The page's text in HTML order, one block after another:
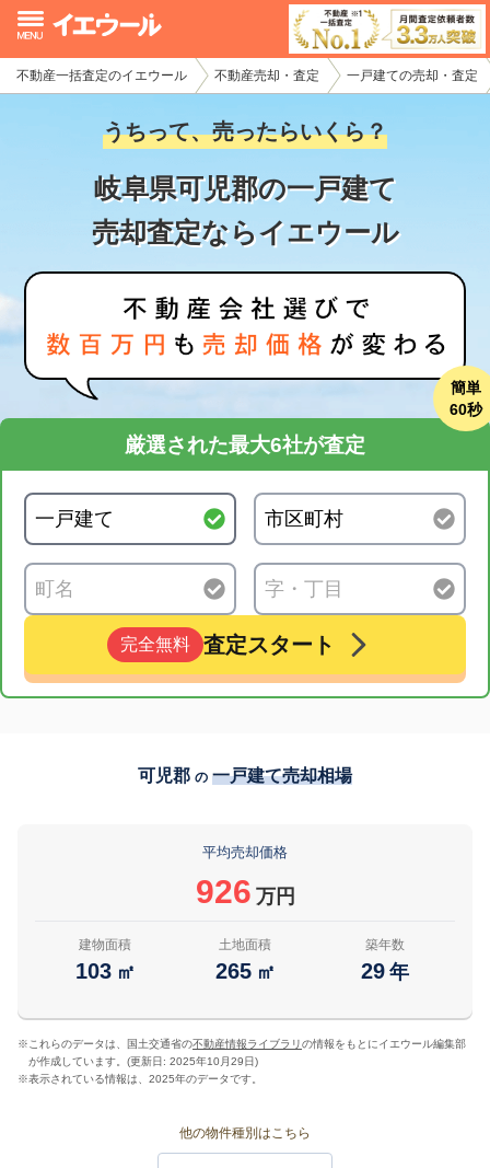
不動産一括査定のイエウール 不動産売却・査定 一戸建ての売却・査定
うちって、売ったらいくら？
岐阜県可児郡の一戸建て
売却査定ならイエウール
簡単
60秒
厳選された最大6社が査定
完全無料 査定スタート
可児郡 の 一戸建て売却相場
平均売却価格
926 万円
建物面積
103 ㎡
土地面積
265 ㎡
築年数
29 年
※ これらのデータは、国土交通省の不動産情報ライブラリの情報をもとにイエウール編集部
が作成しています。(更新日: 2025年10月29日)
※表示されている情報は、2025年のデータです。
他の物件種別はこちら
イエウール加盟希望の不動産会社様
初めての方へ
不動産売却の流れ
不動産の売却・一括査定
家査定シミュレーター
お問い合わせ